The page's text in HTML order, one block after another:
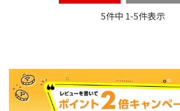
5件中 1-5件表示